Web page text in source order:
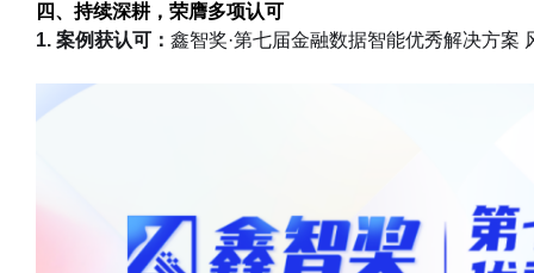
四、持续深耕，荣膺多项认可
1. 案例获认可： 鑫智奖·第七届金融数据智能优秀解决方案